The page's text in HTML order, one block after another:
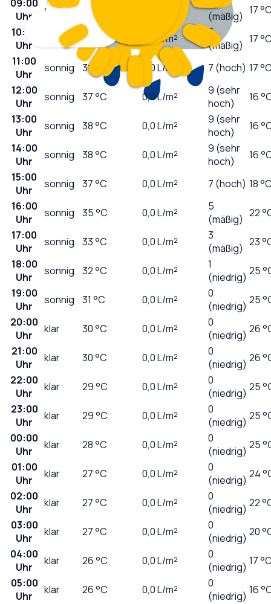
09:00
Uhr
sonnig 32
(mäßig) 17
10:00
Uhr
sonnig 34 °C L/m²
5
(mäßig) 17
11:00
Uhr
sonnig 36 0,0L/m² 7 (hoch) 17
12:00
Uhr
sonnig 37°C 0,0L/m²
9 (sehr
hoch)
16
13:00
Uhr
sonnig 38°C 0,0L/m²
9 (sehr
hoch)
16
14:00
Uhr
sonnig 38°C 0,0L/m²
9 (sehr
hoch)
16
15:00
Uhr
sonnig 37°C 0,0L/m² 7 (hoch) 18
16:00
Uhr
sonnig 35°C 0,0L/m²
5
(mäßig) 22
17:00
Uhr
sonnig 33°C 0,0L/m²
3
(mäßig) 23
18:00
Uhr
sonnig 32°C 0,0L/m²
1
(niedrig) 25
19:00
Uhr
sonnig 31 °C 0,0L/m²
0
(niedrig) 25
20:00
Uhr
klar 30°C 0,0L/m²
0
(niedrig) 26
21:00
Uhr
klar 30°C 0,0L/m²
0
(niedrig) 26
22:00
Uhr
klar 29°C 0,0L/m²
0
(niedrig) 25
23:00
Uhr
klar 29°C 0,0L/m²
0
(niedrig) 25
00:00
Uhr
klar 28°C 0,0L/m²
0
(niedrig) 25
01:00
Uhr
klar 27°C 0,0L/m²
0
(niedrig) 24
02:00
Uhr
klar 27°C 0,0L/m²
0
(niedrig) 22
03:00
Uhr
klar 27°C 0,0L/m²
0
(niedrig) 20
04:00
Uhr
klar 26°C 0,0L/m²
0
(niedrig) 17
05:00
Uhr
klar 26°C 0,0L/m²
0
(niedrig) 16